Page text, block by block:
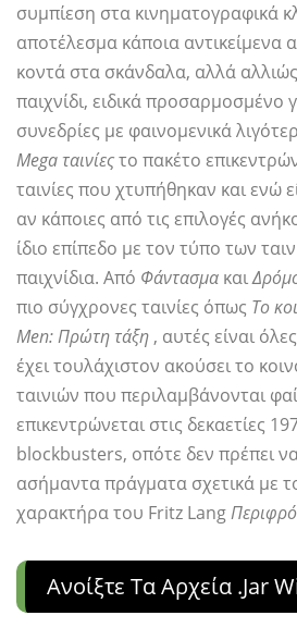
συμπίεση στα κινηματογραφικά
αποτέλεσμα κάποια αντικείμενα
κοντά στα σκάνδαλα, αλλά αλλιώς
παιχνίδι, ειδικά προσαρμοσμένο
συνεδρίες με φαινομενικά
Mega ταινίεςτο πακέτο
ταινίες που χτυπήθηκαν και ενώ
αν κάποιες από τις επιλογές
ίδιο επίπεδο με τον τύπο των
παιχνίδια. Από Φάντασμα και
πιο σύγχρονες ταινίες όπως Το
Men: Πρώτη τάξη , αυτές είναι
έχει τουλάχιστον ακούσει το
ταινιών που περιλαμβάνονται
επικεντρώνεται στις δεκαετίες
blockbusters, οπότε δεν πρέπει
ασήμαντα πράγματα σχετικά με
χαρακτήρα του Fritz Lang
Ανοίξτε Τα Αρχεία .jar